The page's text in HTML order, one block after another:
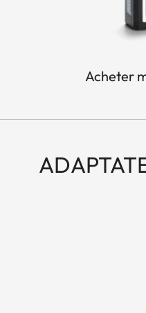
Acheter